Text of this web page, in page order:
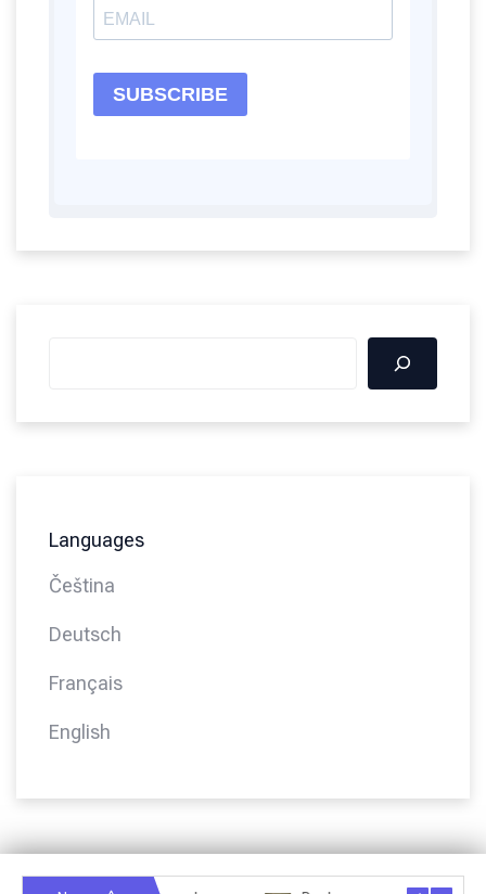
Languages
Čeština
Deutsch
Français
English